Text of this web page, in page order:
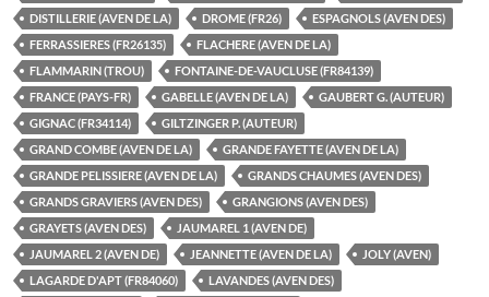
DISTILLERIE (AVEN DE LA)
DROME (FR26)
ESPAGNOLS (AVEN DES)
FERRASSIERES (FR26135)
FLACHERE (AVEN DE LA)
FLAMMARIN (TROU)
FONTAINE-DE-VAUCLUSE (FR84139)
FRANCE (PAYS-FR)
GABELLE (AVEN DE LA)
GAUBERT G. (AUTEUR)
GIGNAC (FR34114)
GILTZINGER P. (AUTEUR)
GRAND COMBE (AVEN DE LA)
GRANDE FAYETTE (AVEN DE LA)
GRANDE PELISSIERE (AVEN DE LA)
GRANDS CHAUMES (AVEN DES)
GRANDS GRAVIERS (AVEN DES)
GRANGIONS (AVEN DES)
GRAYETS (AVEN DES)
JAUMAREL 1 (AVEN DE)
JAUMAREL 2 (AVEN DE)
JEANNETTE (AVEN DE LA)
JOLY (AVEN)
LAGARDE D'APT (FR84060)
LAVANDES (AVEN DES)